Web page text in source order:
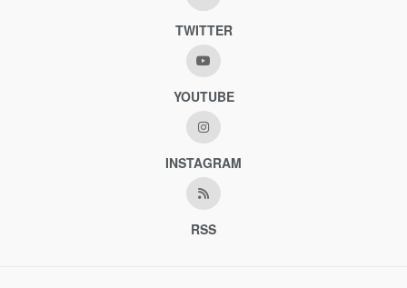
TWITTER
YOUTUBE
INSTAGRAM
RSS